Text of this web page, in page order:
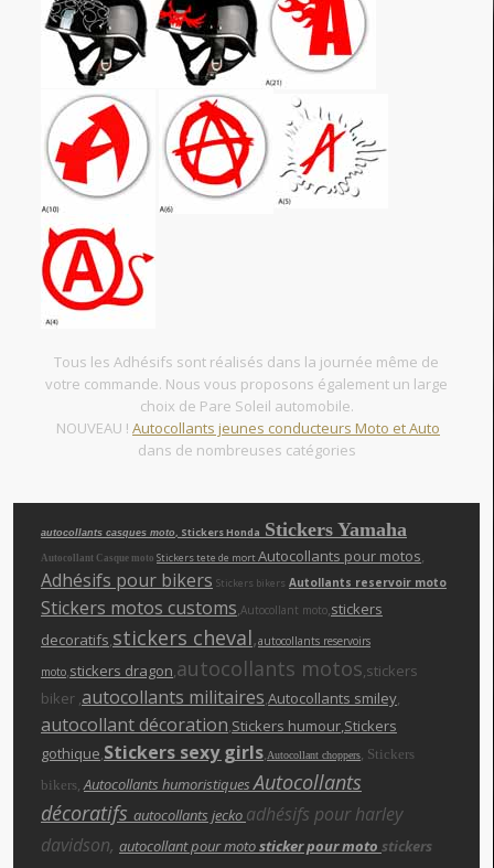
Tous les Adhésifs sont réalisés dans la journée même de
votre commande. Nous vous proposons également un large
choix de Pare Soleil automobile.
NOUVEAU ! Autocollants jeunes conducteurs Moto et Auto
dans de nombreuses catégories
autocollants casques moto, Stickers Honda Stickers Yamaha
Autocollant Casque moto Stickers tete de mortAutocollants pour motos,
Adhésifs pour bikers Stickers bikers Autollants reservoir moto
Stickers motos customs,Autocollant moto,stickers
decoratifs,stickers cheval,autocollants reservoirs
moto,stickers dragon,autocollants motos,stickers
biker ,autocollants militaires,Autocollants smiley,
autocollant décoration,Stickers humour,Stickers
gothique,Stickers sexy girls,Autocollant choppers, Stickers
bikers,Autocollants humoristiquesAutocollants
décoratifs autocollants jecko adhésifs pour harley
davidson, autocollant pour motosticker pour moto stickers